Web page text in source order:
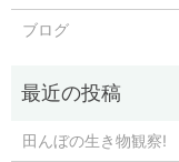
ブログ
田んぼの生き物観察!